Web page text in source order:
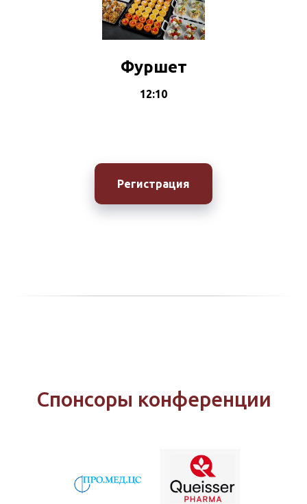
Фуршет
12:10
Регистрация
Спонсоры конференции